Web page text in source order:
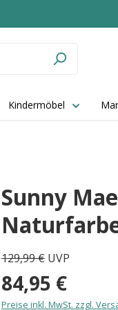
Kindermöbel
Sunny
129,99 €UVP
84,95 €
Preise inkl. MwSt. zzgl.